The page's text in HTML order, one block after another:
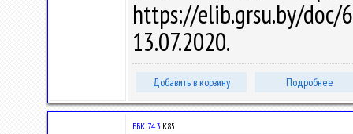
https://elib.grsu.by/
13.07.2020.
Добавить в корзину Подробнее
ББК 74.3 К85